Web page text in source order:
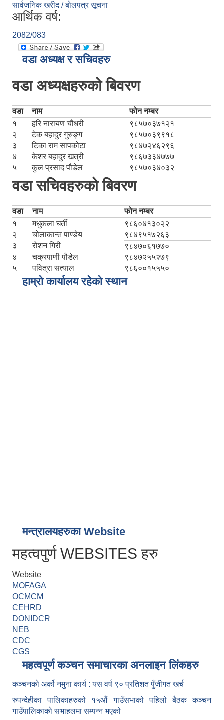
सार्वजनिक खरीद / बोलपत्र सूचना
आर्थिक वर्ष:
2082/083
वडा अध्यक्ष र सचिवहरु
वडा अध्यक्षहरुको बिवरण
वडा नाम
फोन नम्बर
१
हरि नारायण चौधरी
९८५७०३७१२१
२
टेक बहादुर गुरुङ्ग
९८५७०३९९१८
३
टिका राम सापकोटा
९८४७२४६२९६
४
केशर बहादुर खत्री
९८६७३३४७७७
५
कुल प्रसाद पौडेल ९८५७०३४०३२
वडा सचिवहरुको बिवरण
वडा नाम
फोन नम्बर
१
मधुकला घर्ती
९८६०४१३०२२
२
चोलाकान्त पाण्डेय
९८४९५१७२६३
३
रोशन गिरी
९८४७०६१७७०
४
चक्रपाणी पौडेल
९८४७२५५२७९
५
पवित्रा सत्याल ९८६००१५५५०
हाम्रो कार्यालय रहेको स्थान
मन्त्रालयहरुका Website
महत्वपुर्ण WEBSITES हरु
Website
MOFAGA
OCMCM
CEHRD
DONIDCR
NEB
CDC
CGS
महत्वपूर्ण कञ्चन समाचारका अनलाइन लिंकहरु
कञ्चनको अर्को नमुना कार्य : यस वर्ष ९० प्रतिशत पुँजीगत खर्च
रुपन्देहीका पालिकाहरुको १५औं गाउँसभाको पहिलो बैठक कञ्चन
गाउँपालिकाको सभाहलमा सम्पन्न भएको